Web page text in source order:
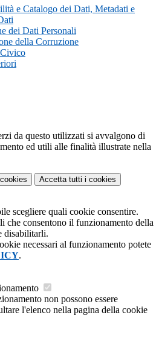
e Catalogo dei Dati, Metadati e
dei Dati Personali
della Corruzione
da questo utilizzati si avvalgono di
ed utili alle finalità illustrate nella
Accetta tutti i cookies
scegliere quali cookie consentire.
che consentono il funzionamento della
disabilitarli.
necessari al funzionamento potete
.
non possono essere
l'elenco nella pagina della cookie